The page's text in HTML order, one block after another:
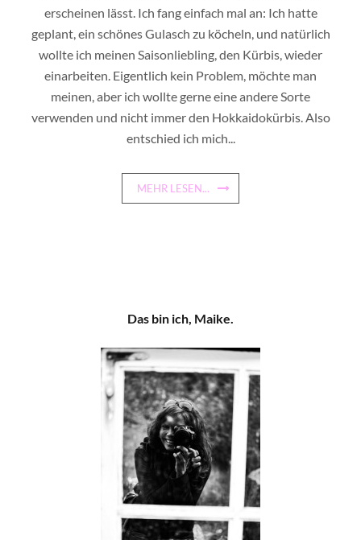
erscheinen lässt. Ich fang einfach mal an: Ich hatte
geplant, ein schönes Gulasch zu köcheln, und natürlich
wollte ich meinen Saisonliebling, den Kürbis, wieder
einarbeiten. Eigentlich kein Problem, möchte man
meinen, aber ich wollte gerne eine andere Sorte
verwenden und nicht immer den Hokkaidokürbis. Also
entschied ich mich...
MEHR LESEN...
Das bin ich, Maike.